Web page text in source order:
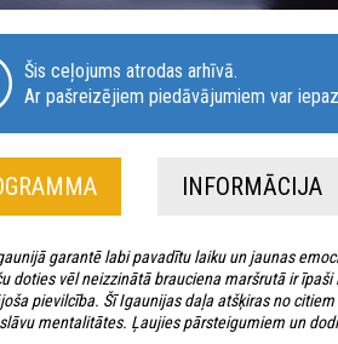
Šis ceļojums atrodas arhīvā.
Ar pašreizējiem piedāvājumiem var
INFORMĀCIJA
garantē labi pavadītu laiku un jaunas
doties vēl neizzinātā brauciena maršrutā ir
pievilcība. Šī Igaunijas daļa atšķiras no
mentalitātes. Ļaujies pārsteigumiem un